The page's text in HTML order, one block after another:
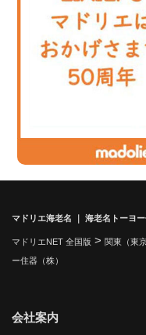
マドリエ海老名 ｜ 海老名トーヨー
マドリエNET 全国版 > 関東（東
ー住器（株）
会社案内